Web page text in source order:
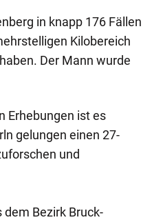
in knapp 176 Fällen
Kilobereich
Der Mann wurde
Erhebungen ist es
gelungen einen 27-
und
Bezirk Bruck-